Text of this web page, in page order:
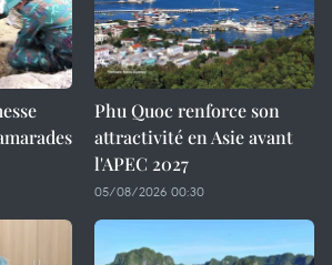
Phu Quoc renforce son
attractivité en Asie avant
l'APEC 2027
05/08/2026 00:30